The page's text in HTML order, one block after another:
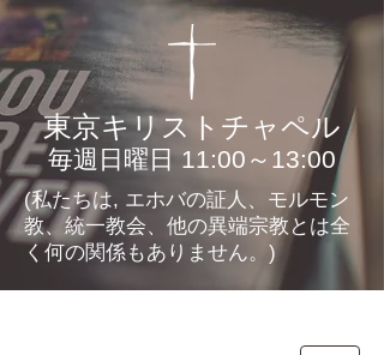
東京キリストチャペル
毎週日曜日 11:00～13:00
(私たちは, エホバの証人、モルモン
教、統一教会、他の異端宗教とは全
く何の関係もありません。)